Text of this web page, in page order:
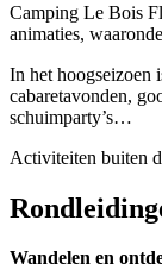
Camping Le Bois
animaties,
In het hoogseizoen
cabaretavonden,
schuimparty’s…
Activiteiten buiten
Wandelen en